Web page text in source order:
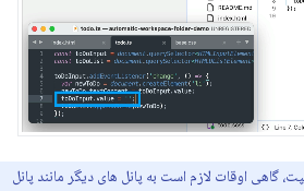
گاهی اوقات لازم است به پانل های دیگر مانند پانل